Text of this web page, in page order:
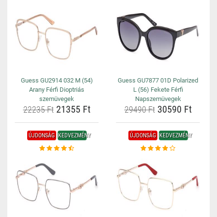
Guess GU2914 032 M (54)
Arany Férfi Dioptriás
szemüvegek
22235 Ft21355 Ft
Guess GU7877 01D Polarized
L (56) Fekete Férfi
Napszemüvegek
29490 Ft30590 Ft
ÚJDONSÁG KEDVEZMÉNY ÚJDONSÁG KEDVEZMÉNY